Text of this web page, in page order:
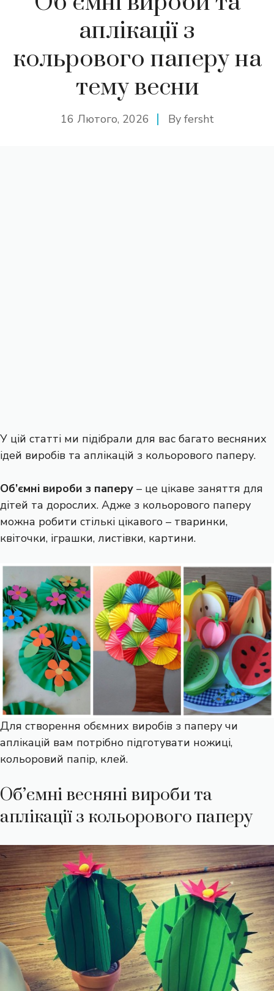
аплікації з
кольрового паперу на
тему весни
16 Лютого, 2026 By fersht
У цій статті ми підібрали для вас багато весняних
ідей виробів та аплікацій з кольорового паперу.
Об’ємні вироби з паперу – це цікаве заняття для
дітей та дорослих. Адже з кольорового паперу
можна робити стількі цікавого – тваринки,
квіточки, іграшки, листівки, картини.
Для створення обємних виробів з паперу чи
аплікацій вам потрібно підготувати ножиці,
кольоровий папір, клей.
Об’ємні весняні вироби та
аплікації з кольорового паперу